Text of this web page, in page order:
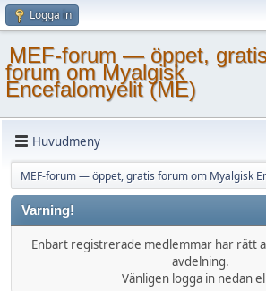
Logga in
MEF-forum — öppet,
forum om Myalgisk
Encefalomyelit (ME)
Huvudmeny
MEF-forum — öppet, gratis forum om Myalgisk
Varning!
Enbart registrerade medlemmar har rätt
avdelning.
Vänligen logga in nedan